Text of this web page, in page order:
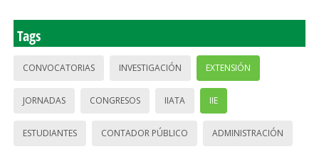
Tags
CONVOCATORIAS INVESTIGACIÓN EXTENSIÓN
JORNADAS CONGRESOS IIATA IIE
ESTUDIANTES CONTADOR PÚBLICO ADMINISTRACIÓN